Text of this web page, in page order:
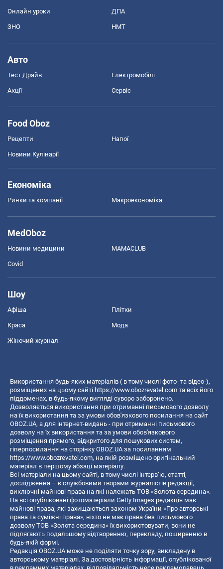
Онлайн уроки ДПА
ЗНО НМТ
Авто
Тест Драйв Електромобілі
Акції Сервіс
Food Oboz
Рецепти Напої
Новини Кулінарії
Економіка
Ринки та компанії Макроекономіка
MedOboz
Новини медицини MAMACLUB
Covid
Шоу
Афіша Плітки
Краса Мода
Жіночий журнал
Використання будь-яких матеріалів ( в тому числі фото- та відео-),
розміщених на цьому сайті https://www.obozrevatel.com та всіх його
піддоменах, в будь-якому вигляді суворо заборонено.
Дозволяється використання при отриманні письмового дозволу
на їх використання та за умови обов'язкового посилання на сайт
OBOZ.UA, а для інтернет-видань - при отриманні письмового
дозволу на їх використання та за умови обов'язкового
розміщення прямого, відкритого для пошукових систем,
гіперпосилання на сторінку OBOZ.UA за посиланням
https://www.obozrevatel.com, на якій розміщено оригінальний
матеріал в першому абзаці матеріалу.
Всі матеріали на цьому сайті, в тому числі інтерв’ю, статті,
дослідження – є службовими творами журналістів редакції,
виключні майнові права на які належать ТОВ «Золота середина».
На всі опубліковані фотоматеріали Getty Images редакція має
майнові права, які захищаються законом України «Про авторські
права та суміжні права», ніхто не має права без письмового
дозволу ТОВ «Золота середина» їх використовувати, вони не
підлягають подальшому відтворенню, перекладу, поширенню в
будь-якій формі.
Редакція OBOZ.UA може не поділяти точку зору, викладену в
авторському матеріалі. За достовірність інформації, опублікованої